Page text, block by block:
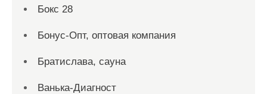
Бокс 28
Бонус-Опт, оптовая компания
Братислава, сауна
Ванька-Диагност